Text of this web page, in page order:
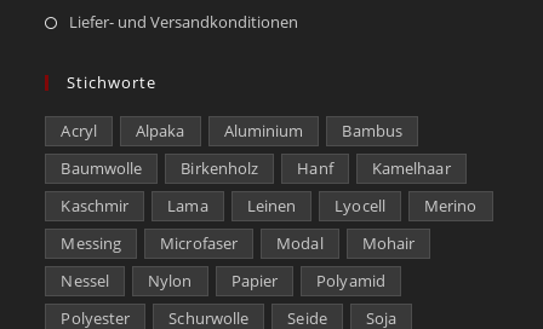
Liefer- und Versandkonditionen
Stichworte
Acryl Alpaka Aluminium
Bambus
Baumwolle
Birkenholz Hanf
Kamelhaar
Kaschmir
Lama Leinen Lyocell
Merino
Messing
Microfaser Modal
Mohair
Nessel
Nylon Papier
Polyamid
Polyester
Schurwolle Seide Soja